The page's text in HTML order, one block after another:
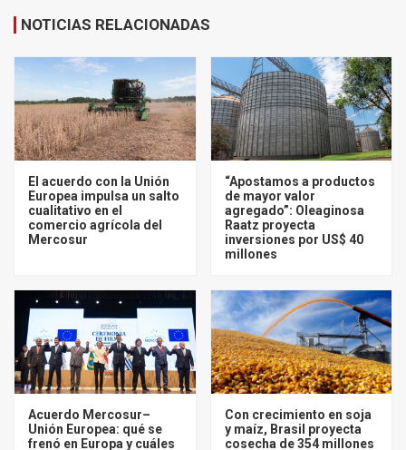
NOTICIAS RELACIONADAS
El acuerdo con la Unión
Europea impulsa un salto
cualitativo en el
comercio agrícola del
Mercosur
“Apostamos a productos
de mayor valor
agregado”: Oleaginosa
Raatz proyecta
inversiones por US$ 40
millones
Acuerdo Mercosur–
Unión Europea: qué se
frenó en Europa y cuáles
Con crecimiento en soja
y maíz, Brasil proyecta
cosecha de 354 millones